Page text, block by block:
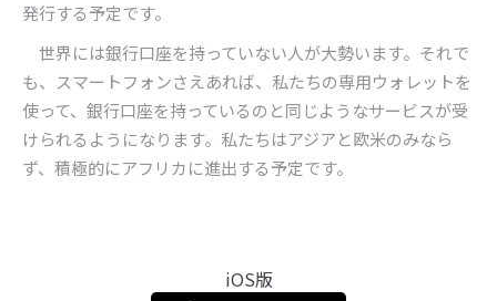
発行する予定です。
世界には銀行口座を持っていない人が大勢います。それで
も、スマートフォンさえあれば、私たちの専用ウォレットを
使って、銀行口座を持っているのと同じようなサービスが受
けられるようになります。私たちはアジアと欧米のみなら
ず、積極的にアフリカに進出する予定です。
iOS版